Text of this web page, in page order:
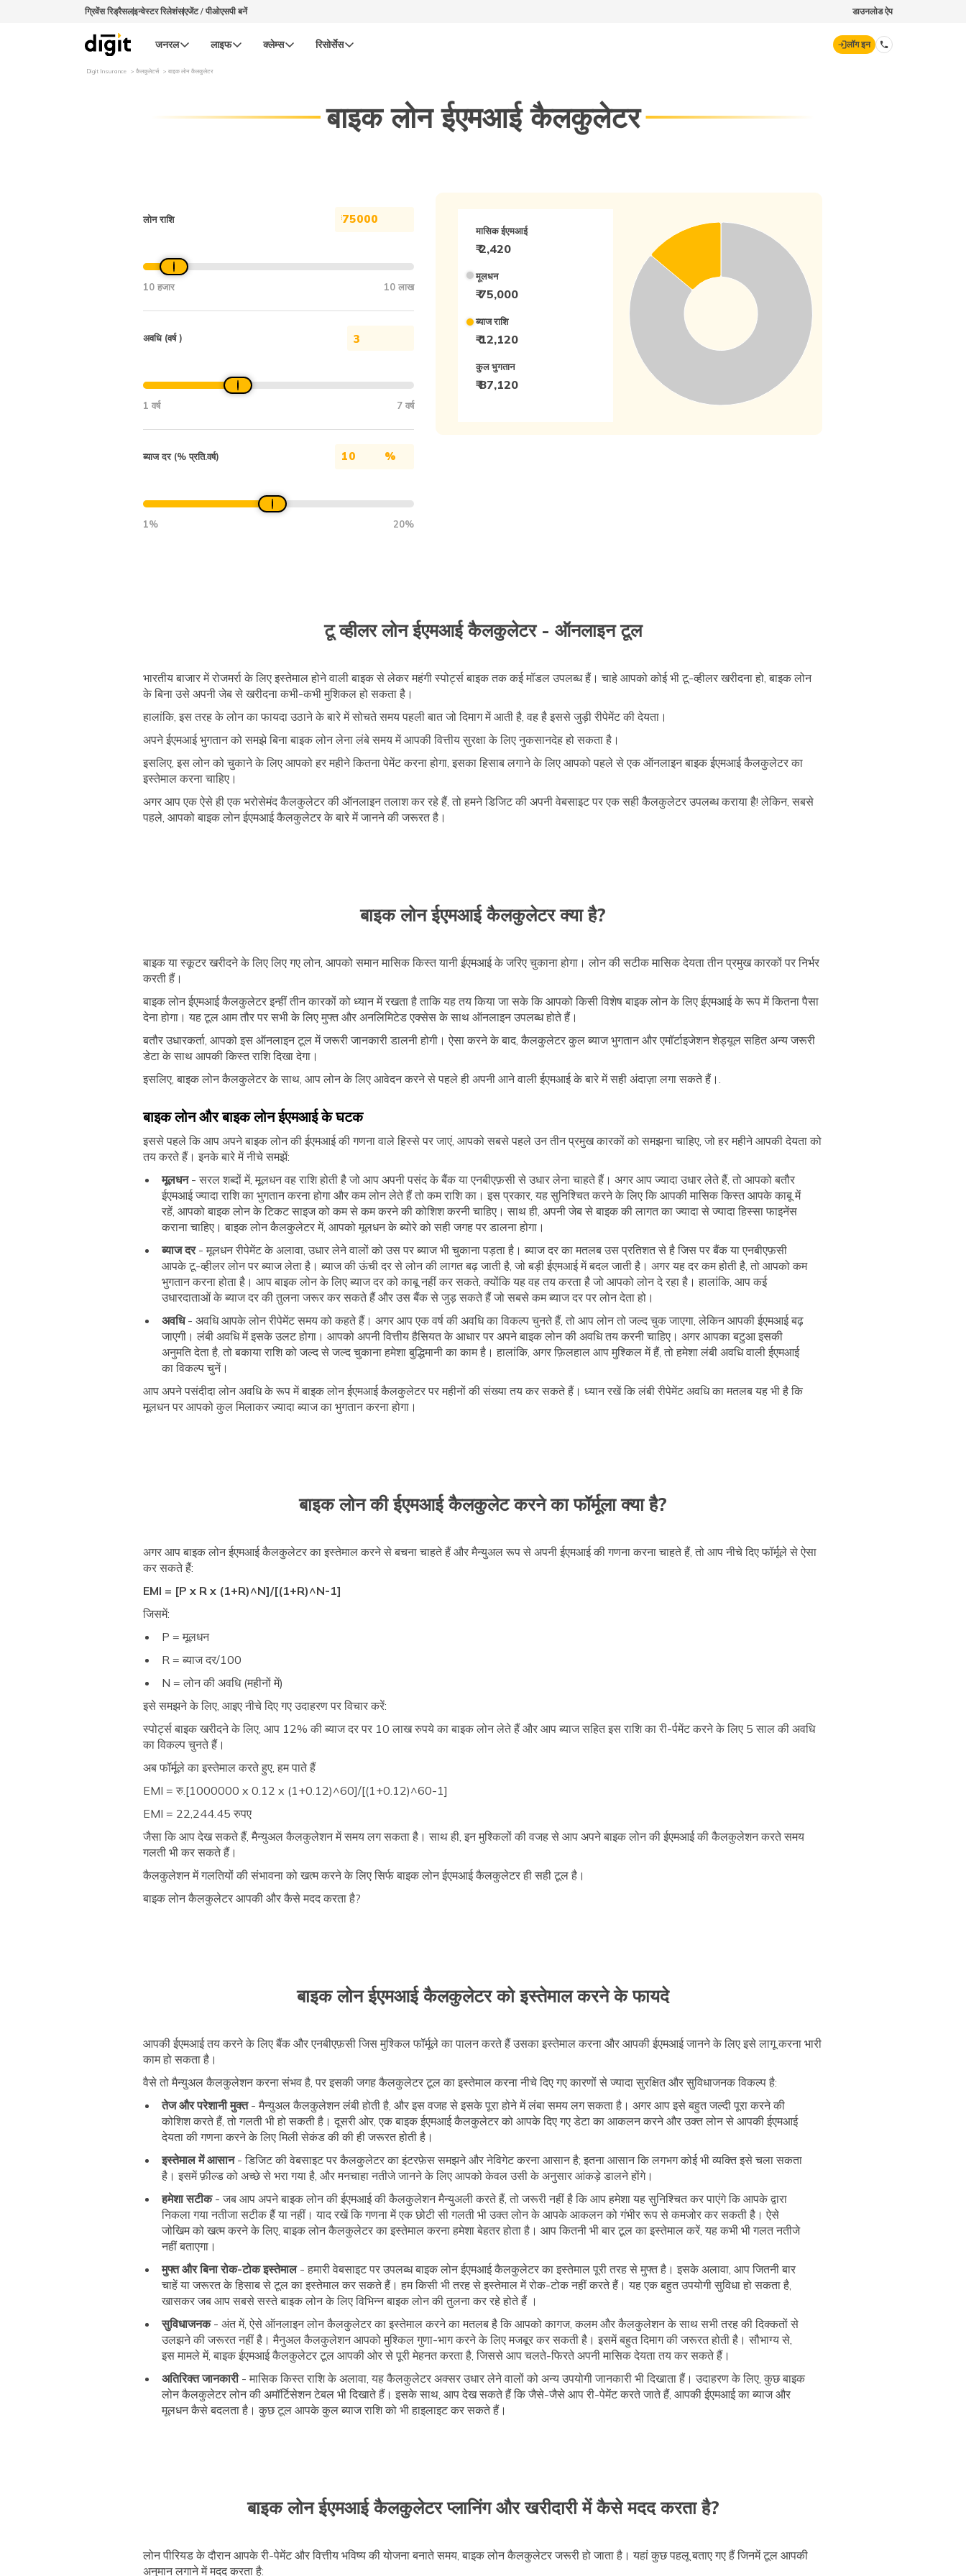
ग्रिवेंस रिड्रैसलइन्वेस्टर रिलेशंसएजेंट / पीओएसपी बनें डाउनलोड ऐप
जनरल लाइफ क्लेम्स रिसोर्सेस लॉग इन
Digit Insurance कैलकुलेटर्स बाइक लोन कैलकुलेटर
बाइक लोन ईएमआई कैलकुलेटर
लोन राशि ₹
10 हजार 10 लाख
अवधि (वर्ष )
1 वर्ष 7 वर्ष
ब्याज दर (% प्रति.वर्ष) %
1% 20%
मासिक ईएमआई
₹2,420
मूलधन
₹ 75,000
ब्याज राशि
₹ 12,120
कुल भुगतान
₹ 87,120
टू व्हीलर लोन ईएमआई कैलकुलेटर - ऑनलाइन टूल
भारतीय बाजार में रोजमर्रा के लिए इस्तेमाल होने वाली बाइक से लेकर महंगी स्पोर्ट्स बाइक तक कई मॉडल उपलब्ध हैं। चाहे आपको कोई भी टू-व्हीलर खरीदना हो, बाइक लोन
के बिना उसे अपनी जेब से खरीदना कभी-कभी मुशिकल हो सकता है।
हालांकि, इस तरह के लोन का फायदा उठाने के बारे में सोचते समय पहली बात जो दिमाग में आती है, वह है इससे जुड़ी रीपेमेंट की देयता।
अपने ईएमआई भुगतान को समझे बिना बाइक लोन लेना लंबे समय में आपकी वित्तीय सुरक्षा के लिए नुकसानदेह हो सकता है।
इसलिए, इस लोन को चुकाने के लिए आपको हर महीने कितना पेमेंट करना होगा, इसका हिसाब लगाने के लिए आपको पहले से एक ऑनलाइन बाइक ईएमआई कैलकुलेटर का
इस्तेमाल करना चाहिए।
अगर आप एक ऐसे ही एक भरोसेमंद कैलकुलेटर की ऑनलाइन तलाश कर रहे हैं, तो हमने डिजिट की अपनी वेबसाइट पर एक सही कैलकुलेटर उपलब्ध कराया है! लेकिन, सबसे
पहले, आपको बाइक लोन ईएमआई कैलकुलेटर के बारे में जानने की जरूरत है।
बाइक लोन ईएमआई कैलकुलेटर क्या है?
बाइक या स्कूटर खरीदने के लिए लिए गए लोन, आपको समान मासिक किस्त यानी ईएमआई के जरिए चुकाना होगा। लोन की सटीक मासिक देयता तीन प्रमुख कारकों पर निर्भर
करती हैं।
बाइक लोन ईएमआई कैलकुलेटर इन्हीं तीन कारकों को ध्यान में रखता है ताकि यह तय किया जा सके कि आपको किसी विशेष बाइक लोन के लिए ईएमआई के रूप में कितना पैसा
देना होगा। यह टूल आम तौर पर सभी के लिए मुफ्त और अनलिमिटेड एक्सेस के साथ ऑनलाइन उपलब्ध होते हैं।
बतौर उधारकर्ता, आपको इस ऑनलाइन टूल में जरूरी जानकारी डालनी होगी। ऐसा करने के बाद, कैलकुलेटर कुल ब्याज भुगतान और एमॉर्टाइजेशन शेड्यूल सहित अन्य जरूरी
डेटा के साथ आपकी किस्त राशि दिखा देगा।
इसलिए, बाइक लोन कैलकुलेटर के साथ, आप लोन के लिए आवेदन करने से पहले ही अपनी आने वाली ईएमआई के बारे में सही अंदाज़ा लगा सकते हैं।.
बाइक लोन और बाइक लोन ईएमआई के घटक
इससे पहले कि आप अपने बाइक लोन की ईएमआई की गणना वाले हिस्से पर जाएं, आपको सबसे पहले उन तीन प्रमुख कारकों को समझना चाहिए, जो हर महीने आपकी देयता को
तय करते हैं। इनके बारे में नीचे समझें:
मूलधन- सरल शब्दों में, मूलधन वह राशि होती है जो आप अपनी पसंद के बैंक या एनबीएफ़सी से उधार लेना चाहते हैं। अगर आप ज्यादा उधार लेते हैं, तो आपको बतौर
ईएमआई ज्यादा राशि का भुगतान करना होगा और कम लोन लेते हैं तो कम राशि का। इस प्रकार, यह सुनिश्चित करने के लिए कि आपकी मासिक किस्त आपके काबू में
रहें, आपको बाइक लोन के टिकट साइज को कम से कम करने की कोशिश करनी चाहिए। साथ ही, अपनी जेब से बाइक की लागत का ज्यादा से ज्यादा हिस्सा फाइनेंस
कराना चाहिए। बाइक लोन कैलकुलेटर में, आपको मूलधन के ब्योरे को सही जगह पर डालना होगा।
ब्याज दर- मूलधन रीपेमेंट के अलावा, उधार लेने वालों को उस पर ब्याज भी चुकाना पड़ता है। ब्याज दर का मतलब उस प्रतिशत से है जिस पर बैंक या एनबीएफ़सी
आपके टू-व्हीलर लोन पर ब्याज लेता है। ब्याज की ऊंची दर से लोन की लागत बढ़ जाती है, जो बड़ी ईएमआई में बदल जाती है। अगर यह दर कम होती है, तो आपको कम
भुगतान करना होता है। आप बाइक लोन के लिए ब्याज दर को काबू नहीं कर सकते, क्योंकि यह वह तय करता है जो आपको लोन दे रहा है। हालांकि, आप कई
उधारदाताओं के ब्याज दर की तुलना जरूर कर सकते हैं और उस बैंक से जुड़ सकते हैं जो सबसे कम ब्याज दर पर लोन देता हो।
अवधि- अवधि आपके लोन रीपेमेंट समय को कहते हैं। अगर आप एक वर्ष की अवधि का विकल्प चुनते हैं, तो आप लोन तो जल्द चुक जाएगा, लेकिन आपकी ईएमआई बढ़
जाएगी। लंबी अवधि में इसके उलट होगा। आपको अपनी वित्तीय हैसियत के आधार पर अपने बाइक लोन की अवधि तय करनी चाहिए। अगर आपका बटुआ इसकी
अनुमति देता है, तो बकाया राशि को जल्द से जल्द चुकाना हमेशा बुद्धिमानी का काम है। हालांकि, अगर फ़िलहाल आप मुश्किल में हैं, तो हमेशा लंबी अवधि वाली ईएमआई
का विकल्प चुनें।
आप अपने पसंदीदा लोन अवधि के रूप में बाइक लोन ईएमआई कैलकुलेटर पर महीनों की संख्या तय कर सकते हैं। ध्यान रखें कि लंबी रीपेमेंट अवधि का मतलब यह भी है कि
मूलधन पर आपको कुल मिलाकर ज्यादा ब्याज का भुगतान करना होगा।
बाइक लोन की ईएमआई कैलकुलेट करने का फॉर्मूला क्या है?
अगर आप बाइक लोन ईएमआई कैलकुलेटर का इस्तेमाल करने से बचना चाहते हैं और मैन्युअल रूप से अपनी ईएमआई की गणना करना चाहते हैं, तो आप नीचे दिए फॉर्मूले से ऐसा
कर सकते हैं:
EMI = [P x R x (1+R)^N]/[(1+R)^N-1]
जिसमें:
P = मूलधन
R = ब्याज दर/100
N = लोन की अवधि (महीनों में)
इसे समझने के लिए, आइए नीचे दिए गए उदाहरण पर विचार करें:
स्पोर्ट्स बाइक खरीदने के लिए, आप 12% की ब्याज दर पर 10 लाख रुपये का बाइक लोन लेते हैं और आप ब्याज सहित इस राशि का री-र्पमेंट करने के लिए 5 साल की अवधि
का विकल्प चुनते हैं।
अब फॉर्मूले का इस्तेमाल करते हुए, हम पाते हैं
EMI = रु.[1000000 x 0.12 x (1+0.12)^60]/[(1+0.12)^60-1]
EMI = 22,244.45 रुपए
जैसा कि आप देख सकते हैं, मैन्युअल कैलकुलेशन में समय लग सकता है। साथ ही, इन मुश्किलों की वजह से आप अपने बाइक लोन की ईएमआई की कैलकुलेशन करते समय
गलती भी कर सकते हैं।
कैलकुलेशन में गलतियों की संभावना को खत्म करने के लिए सिर्फ बाइक लोन ईएमआई कैलकुलेटर ही सही टूल है।
बाइक लोन कैलकुलेटर आपकी और कैसे मदद करता है?
बाइक लोन ईएमआई कैलकुलेटर को इस्तेमाल करने के फायदे
आपकी ईएमआई तय करने के लिए बैंक और एनबीएफ़सी जिस मुश्किल फॉर्मूले का पालन करते हैं उसका इस्तेमाल करना और आपकी ईएमआई जानने के लिए इसे लागू करना भारी
काम हो सकता है।
वैसे तो मैन्युअल कैलकुलेशन करना संभव है, पर इसकी जगह कैलकुलेटर टूल का इस्तेमाल करना नीचे दिए गए कारणों से ज्यादा सुरक्षित और सुविधाजनक विकल्प है:
तेज और परेशानी मुक्त - मैन्युअल कैलकुलेशन लंबी होती है, और इस वजह से इसके पूरा होने में लंबा समय लग सकता है। अगर आप इसे बहुत जल्दी पूरा करने की
कोशिश करते हैं, तो गलती भी हो सकती है। दूसरी ओर, एक बाइक ईएमआई कैलकुलेटर को आपके दिए गए डेटा का आकलन करने और उक्त लोन से आपकी ईएमआई
देयता की गणना करने के लिए मिली सेकंड की की ही जरूरत होती है।
इस्तेमाल में आसान- डिजिट की वेबसाइट पर कैलकुलेटर का इंटरफ़ेस समझने और नेविगेट करना आसान है; इतना आसान कि लगभग कोई भी व्यक्ति इसे चला सकता
है। इसमें फ़ील्ड को अच्छे से भरा गया है, और मनचाहा नतीजे जानने के लिए आपको केवल उसी के अनुसार आंकड़े डालने होंगे।
हमेशा सटीक- जब आप अपने बाइक लोन की ईएमआई की कैलकुलेशन मैन्युअली करते हैं, तो जरूरी नहीं है कि आप हमेशा यह सुनिश्चित कर पाएंगे कि आपके द्वारा
निकला गया नतीजा सटीक हैं या नहीं। याद रखें कि गणना में एक छोटी सी गलती भी उक्त लोन के आपके आकलन को गंभीर रूप से कमजोर कर सकती है। ऐसे
जोखिम को खत्म करने के लिए, बाइक लोन कैलकुलेटर का इस्तेमाल करना हमेशा बेहतर होता है। आप कितनी भी बार टूल का इस्तेमाल करें, यह कभी भी गलत नतीजे
नहीं बताएगा।
मुफ्त और बिना रोक-टोक इस्तेमाल- हमारी वेबसाइट पर उपलब्ध बाइक लोन ईएमआई कैलकुलेटर का इस्तेमाल पूरी तरह से मुफ्त है। इसके अलावा, आप जितनी बार
चाहें या जरूरत के हिसाब से टूल का इस्तेमाल कर सकते हैं। हम किसी भी तरह से इस्तेमाल में रोक-टोक नहीं करते हैं। यह एक बहुत उपयोगी सुविधा हो सकता है,
खासकर जब आप सबसे सस्ते बाइक लोन के लिए विभिन्न बाइक लोन की तुलना कर रहे होते हैं ।
सुविधाजनक- अंत में, ऐसे ऑनलाइन लोन कैलकुलेटर का इस्तेमाल करने का मतलब है कि आपको कागज, कलम और कैलकुलेशन के साथ सभी तरह की दिक्कतों से
उलझने की जरूरत नहीं है। मैनुअल कैलकुलेशन आपको मुश्किल गुणा-भाग करने के लिए मजबूर कर सकती है। इसमें बहुत दिमाग की जरूरत होती है। सौभाग्य से,
इस मामले में, बाइक ईएमआई कैलकुलेटर टूल आपकी ओर से पूरी मेहनत करता है, जिससे आप चलते-फिरते अपनी मासिक देयता तय कर सकते हैं।
अतिरिक्त जानकारी- मासिक किस्त राशि के अलावा, यह कैलकुलेटर अक्सर उधार लेने वालों को अन्य उपयोगी जानकारी भी दिखाता हैं। उदाहरण के लिए, कुछ बाइक
लोन कैलकुलेटर लोन की अमॉर्टिसेशन टेबल भी दिखाते हैं। इसके साथ, आप देख सकते हैं कि जैसे-जैसे आप री-पेमेंट करते जाते हैं, आपकी ईएमआई का ब्याज और
मूलधन कैसे बदलता है। कुछ टूल आपके कुल ब्याज राशि को भी हाइलाइट कर सकते हैं।
बाइक लोन ईएमआई कैलकुलेटर प्लानिंग और खरीदारी में कैसे मदद करता है?
लोन पीरियड के दौरान आपके री-पेमेंट और वित्तीय भविष्य की योजना बनाते समय, बाइक लोन कैलकुलेटर जरूरी हो जाता है। यहां कुछ पहलू बताए गए हैं जिनमें टूल आपकी
अनुमान लगाने में मदद करता है: